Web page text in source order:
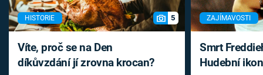
HISTORIE 5
Víte, proč se na Den
díkůvzdání jí zrovna krocan?
ZAJÍMAVOSTI
Smrt
Hudební